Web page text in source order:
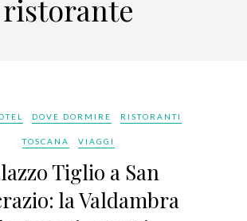
ristorante
DOVE DORMIRE RISTORANTI
TOSCANA VIAGGI
Tiglio a San
la Valdambra